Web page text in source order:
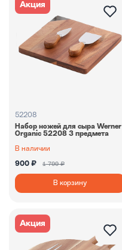
Акция
52208
Набор ножей для сыра Werner
Organic 52208 3 предмета
В наличии
900 ₽ 1 799 ₽
В корзину
Акция